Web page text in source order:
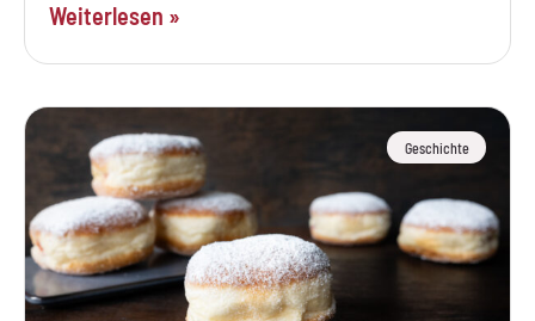
Weiterlesen »
Geschichte